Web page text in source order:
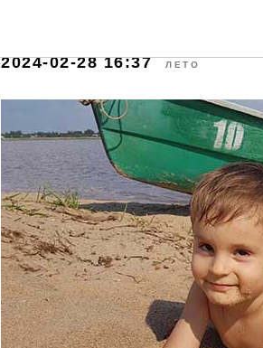
Загорать и
2024-02-28 16:37 ЛЕТО